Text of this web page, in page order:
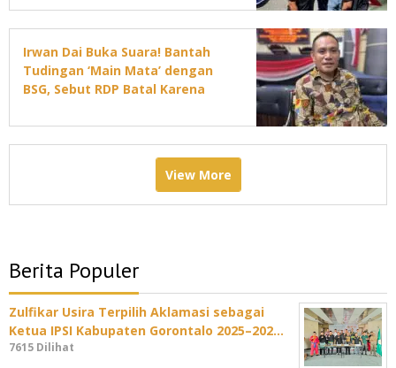
Irwan Dai Buka Suara! Bantah
Tudingan ‘Main Mata’ dengan
BSG, Sebut RDP Batal Karena
View More
Berita Populer
Zulfikar Usira Terpilih Aklamasi sebagai
Ketua IPSI Kabupaten Gorontalo 2025–202…
7615 Dilihat